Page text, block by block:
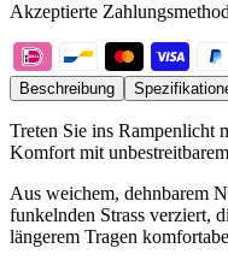
Akzeptierte
Beschreibung
Treten Sie ins Rampenlicht
Komfort mit
Aus weichem, dehnbarem
funkelnden Strass verziert,
längerem Tragen